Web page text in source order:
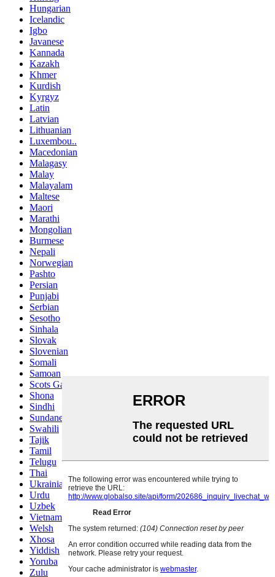
Hungarian
Icelandic
Igbo
Javanese
Kannada
Kazakh
Khmer
Kurdish
Kyrgyz
Latin
Latvian
Lithuanian
Luxembou..
Macedonian
Malagasy
Malay
Malayalam
Maltese
Maori
Marathi
Mongolian
Burmese
Nepali
Norwegian
Pashto
Persian
Punjabi
Serbian
Sesotho
Sinhala
Slovak
Slovenian
Somali
Samoan
Scots Gaelic
Shona
Sindhi
Sundanese
Swahili
Tajik
Tamil
Telugu
Thai
Ukrainian
Urdu
Uzbek
Vietnamese
Welsh
Xhosa
Yiddish
Yoruba
Zulu